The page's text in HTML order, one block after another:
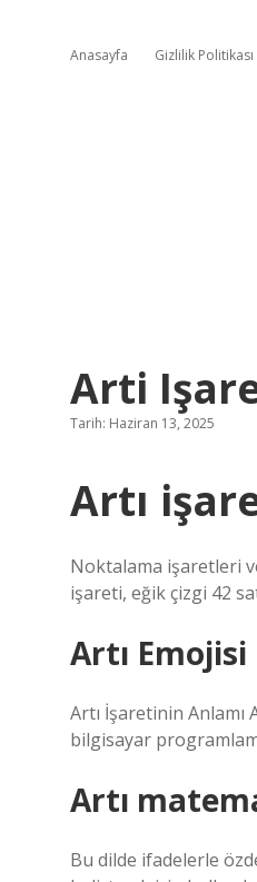
Anasayfa Gizlilik Politikası
Arti
Tarih: Haziran 13, 2025
Artı
Noktalama işaretleri
işareti, eğik çizgi 42
Artı
Artı İşaretinin
bilgisayar
Artı
Bu dilde ifadelerle